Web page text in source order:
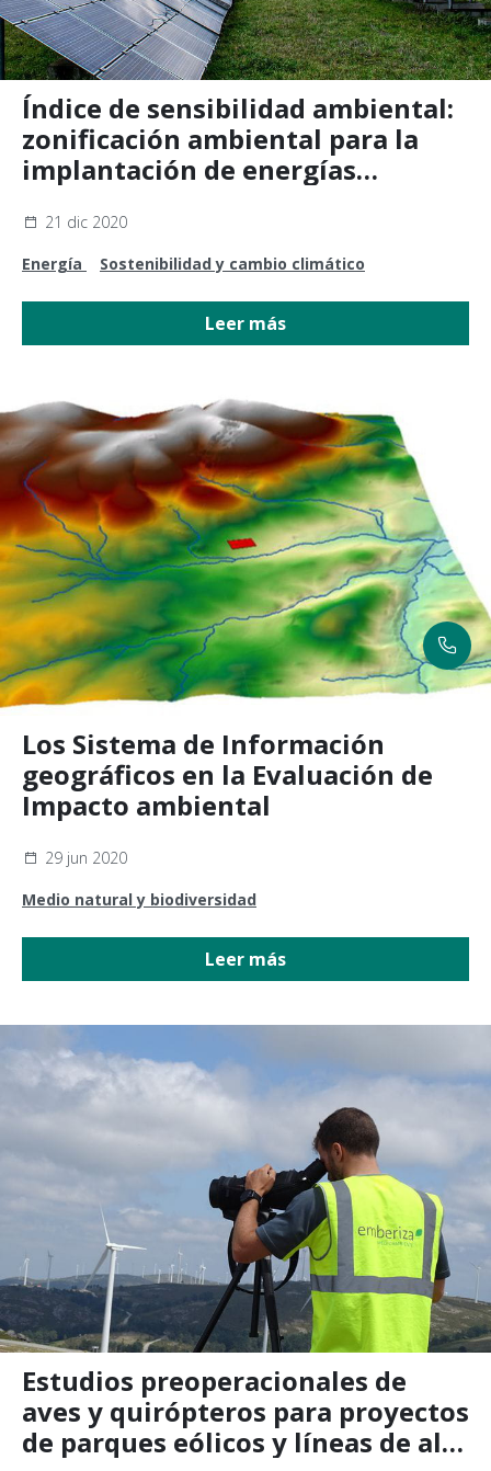
Índice de sensibilidad ambiental:
zonificación ambiental para la
implantación de energías
21 dic 2020
Energía
Sostenibilidad y cambio climático
Leer más
Los Sistema de Información
geográficos en la Evaluación de
Impacto ambiental
29 jun 2020
Medio natural y biodiversidad
Leer más
Estudios preoperacionales de
aves y quirópteros para proyectos
de parques eólicos y líneas de alta